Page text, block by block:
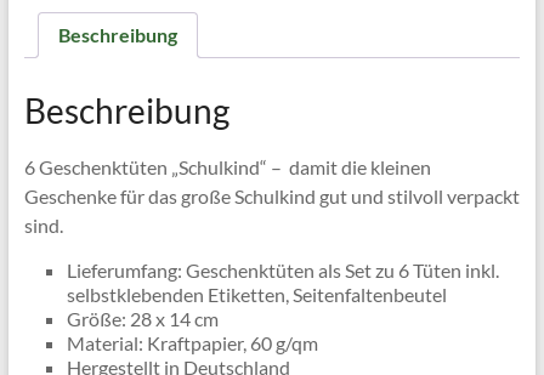
Beschreibung
Beschreibung
6 Geschenktüten „Schulkind“ – damit die kleinen
Geschenke für das große Schulkind gut und stilvoll verpackt
sind.
Lieferumfang: Geschenktüten als Set zu 6 Tüten inkl.
selbstklebenden Etiketten, Seitenfaltenbeutel
Größe: 28 x 14 cm
Material: Kraftpapier, 60 g/qm
Hergestellt in Deutschland